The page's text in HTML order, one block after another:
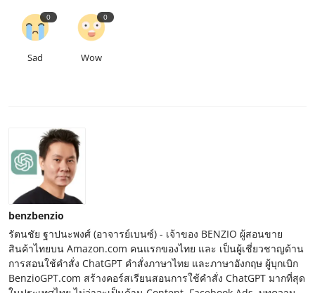
0
Sad
0
Wow
benzbenzio
รัตนชัย ฐาปนะพงศ์ (อาจารย์เบนซ์) - เจ้าของ BENZIO ผู้สอนขาย
สินค้าไทยบน Amazon.com คนแรกของไทย และ เป็นผู้เชี่ยวชาญด้าน
การสอนใช้คำสั่ง ChatGPT คำสั่งภาษาไทย และภาษาอังกฤษ ผู้บุกเบิก
BenzioGPT.com สร้างคอร์สเรียนสอนการใช้คำสั่ง ChatGPT มากที่สุด